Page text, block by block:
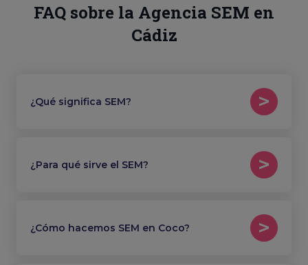
FAQ sobre la Agencia SEM en
Cádiz
¿Qué significa SEM?
¿Para qué sirve el SEM?
¿Cómo hacemos SEM en Coco?